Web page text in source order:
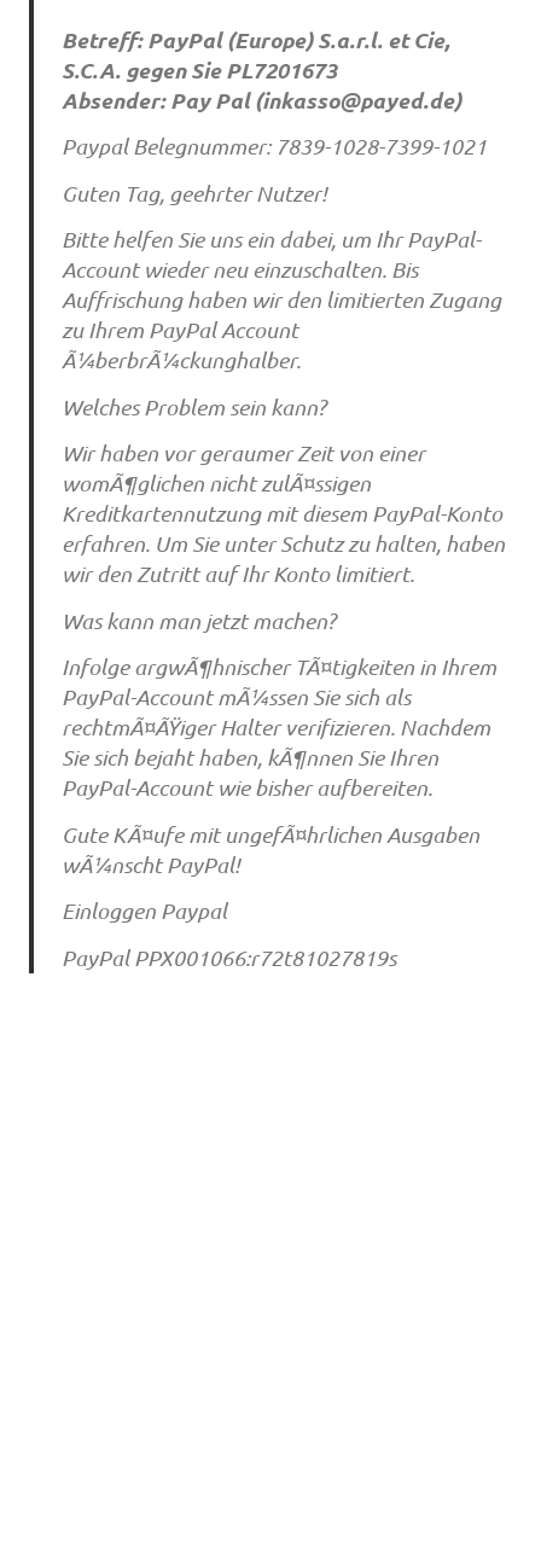
Betreff: PayPal (Europe) S.a.r.l. et Cie,
S.C.A. gegen Sie PL7201673
Absender: Pay Pal (inkasso@payed.de)
Paypal Belegnummer: 7839-1028-7399-1021
Guten Tag, geehrter Nutzer!
Bitte helfen Sie uns ein dabei, um Ihr PayPal-
Account wieder neu einzuschalten. Bis
Auffrischung haben wir den limitierten Zugang
zu Ihrem PayPal Account
Ã¼berbrÃ¼ckunghalber.
Welches Problem sein kann?
Wir haben vor geraumer Zeit von einer
womÃ¶glichen nicht zulÃ¤ssigen
Kreditkartennutzung mit diesem PayPal-Konto
erfahren. Um Sie unter Schutz zu halten, haben
wir den Zutritt auf Ihr Konto limitiert.
Was kann man jetzt machen?
Infolge argwÃ¶hnischer TÃ¤tigkeiten in Ihrem
PayPal-Account mÃ¼ssen Sie sich als
rechtmÃ¤ÃŸiger Halter verifizieren. Nachdem
Sie sich bejaht haben, kÃ¶nnen Sie Ihren
PayPal-Account wie bisher aufbereiten.
Gute KÃ¤ufe mit ungefÃ¤hrlichen Ausgaben
wÃ¼nscht PayPal!
Einloggen Paypal
PayPal PPX001066:r72t81027819s